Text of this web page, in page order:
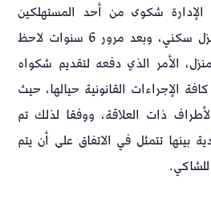
الإدارة شكوى من أحد المستهلكين
حول قيامه ببناء هيكل منزل سكني، وبعد مرور 6 سنوات لاحظ
الأمر الذي دفعه لتقديم شكواه
الإجراءات القانونية حيالها، حيث
ذات العلاقة، ووفقا لذلك تم
بينها تتمثل في الاتفاق على أن يتم